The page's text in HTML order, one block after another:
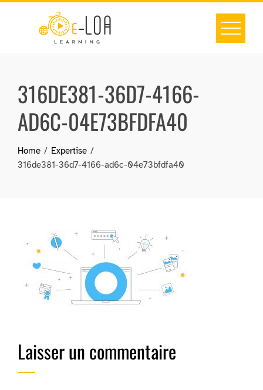
316DE381-36D7-4166-
AD6C-04E73BFDFA40
Home
Expertise
316de381-36d7-4166-ad6c-04e73bfdfa40
Laisser un commentaire